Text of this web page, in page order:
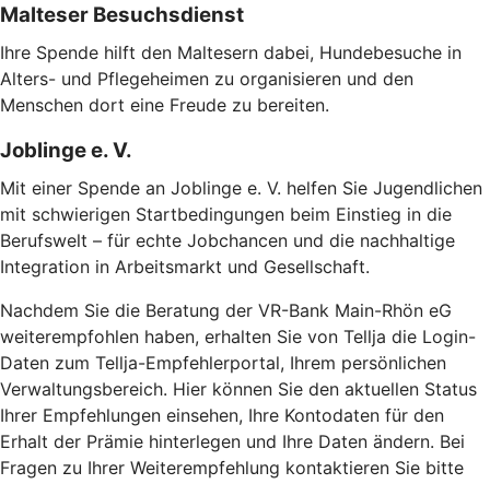
Malteser Besuchsdienst
Ihre Spende hilft den Maltesern dabei, Hundebesuche in
Alters- und Pflegeheimen zu organisieren und den
Menschen dort eine Freude zu bereiten.
Joblinge e. V.
Mit einer Spende an Joblinge e. V. helfen Sie Jugendlichen
mit schwierigen Startbedingungen beim Einstieg in die
Berufswelt – für echte Jobchancen und die nachhaltige
Integration in Arbeitsmarkt und Gesellschaft.
Nachdem Sie die Beratung der VR-Bank Main-Rhön eG
weiterempfohlen haben, erhalten Sie von Tellja die Login-
Daten zum Tellja-Empfehlerportal, Ihrem persönlichen
Verwaltungsbereich. Hier können Sie den aktuellen Status
Ihrer Empfehlungen einsehen, Ihre Kontodaten für den
Erhalt der Prämie hinterlegen und Ihre Daten ändern. Bei
Fragen zu Ihrer Weiterempfehlung kontaktieren Sie bitte